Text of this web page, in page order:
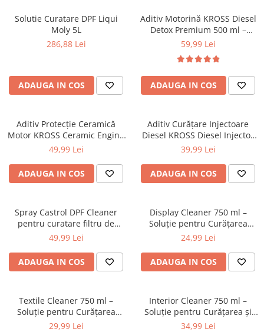
Solutie Curatare DPF Liqui
Moly 5L
286,88 Lei
ADAUGA IN COS
Aditiv Motorină KROSS Diesel
Detox Premium 500 ml –
Curățare Injectoare, DPF, EGR
59,99 Lei
ADAUGA IN COS
Aditiv Protecție Ceramică
Motor KROSS Ceramic Engine
Protector 250 ml
49,99 Lei
ADAUGA IN COS
Aditiv Curățare Injectoare
Diesel KROSS Diesel Injector
Cleaner 250 ml
39,99 Lei
ADAUGA IN COS
Spray Castrol DPF Cleaner
pentru curatare filtru de
particule 400 ml
49,99 Lei
ADAUGA IN COS
Display Cleaner 750 ml –
Soluție pentru Curățarea
Ecranelor Auto
24,99 Lei
ADAUGA IN COS
Textile Cleaner 750 ml –
Soluție pentru Curățarea
Tapițeriei Auto, Mochetelor și
29,99 Lei
Interior Cleaner 750 ml –
Soluție pentru Curățarea și
Protejarea Plasticului,
34,99 Lei